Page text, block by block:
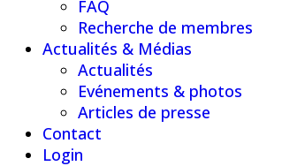
FAQ
Recherche de membres
Actualités & Médias
Actualités
Evénements & photos
Articles de presse
Contact
Login